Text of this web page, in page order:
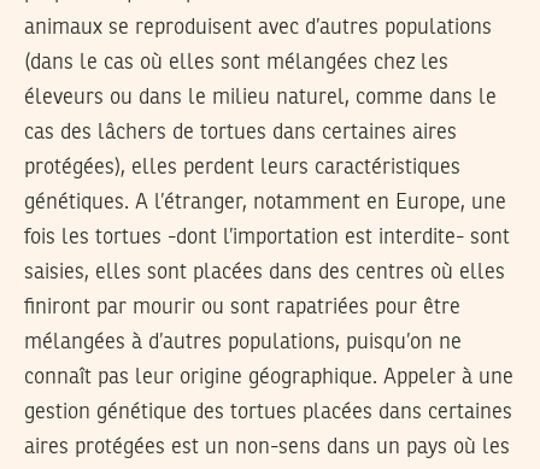
animaux se reproduisent avec d’autres populations
(dans le cas où elles sont mélangées chez les
éleveurs ou dans le milieu naturel, comme dans le
cas des lâchers de tortues dans certaines aires
protégées), elles perdent leurs caractéristiques
génétiques. A l’étranger, notamment en Europe, une
fois les tortues -dont l’importation est interdite- sont
saisies, elles sont placées dans des centres où elles
finiront par mourir ou sont rapatriées pour être
mélangées à d’autres populations, puisqu’on ne
connaît pas leur origine géographique. Appeler à une
gestion génétique des tortues placées dans certaines
aires protégées est un non-sens dans un pays où les